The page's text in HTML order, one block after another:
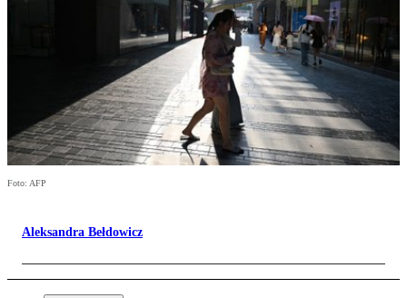
Foto: AFP
Aleksandra Bełdowicz